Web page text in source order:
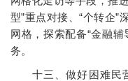
型”重点对接、“个转企”
网格，探索配备“金融
务。
十三、做好困难民